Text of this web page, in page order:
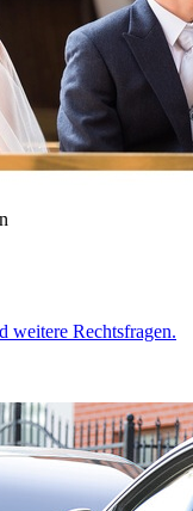
weitere Rechtsfragen.